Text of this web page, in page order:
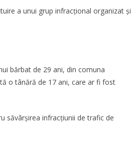
a unui grup infracţional organizat şi
bărbat de 29 ani, din comuna
o tânără de 17 ani, care ar fi fost
săvârşirea infracţiunii de trafic de